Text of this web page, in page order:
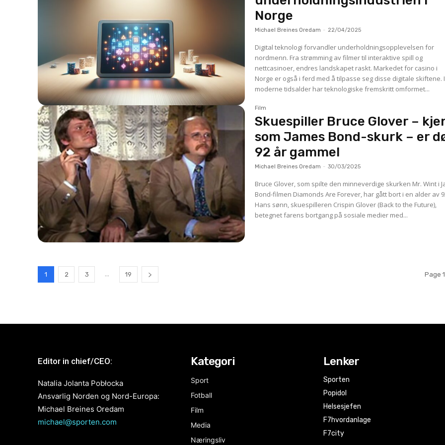
Norge
Michael Breines Oredam - 22/04/2025
Digital teknologi forvandler underholdningsopplevelsen for
nordmenn. Fra strømming av filmer til interaktive spill og
nettcasinoer, endres landskapet raskt. Markedet for casino i
Norge er også i ferd med å tilpasse seg disse digitale skiftene. I den
moderne tidsalder har teknologiske fremskritt omformet...
Film
Skuespiller Bruce Glover –
som James Bond-skurk – er
92 år gammel
Michael Breines Oredam - 30/03/2025
Bruce Glover, som spilte den minneverdige skurken Mr. Wint i
Bond-filmen Diamonds Are Forever, har gått bort i en alder av
Hans sønn, skuespilleren Crispin Glover (Back to the Future),
betegnet farens bortgang på sosiale medier med...
1 2 3 19 Page
Editor in chief/CEO:
Natalia Jolanta Pobłocka
Ansvarlig Norden og Nord-Europa:
Michael Breines Oredam
michael@sporten.com
Kategori
Sport
Fotball
Film
Media
Næringsliv
Lenker
Sporten
Popidol
Helsesjefen
F7hvordanlage
F7city